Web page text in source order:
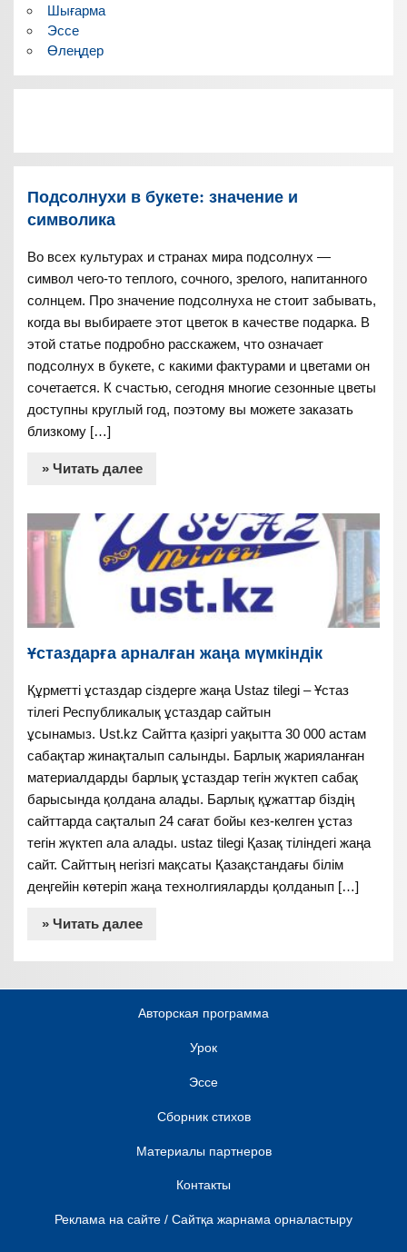
Шығарма
Эссе
Өлеңдер
Подсолнухи в букете: значение и
символика
Во всех культурах и странах мира подсолнух —
символ чего-то теплого, сочного, зрелого, напитанного
солнцем. Про значение подсолнуха не стоит забывать,
когда вы выбираете этот цветок в качестве подарка. В
этой статье подробно расскажем, что означает
подсолнух в букете, с какими фактурами и цветами он
сочетается. К счастью, сегодня многие сезонные цветы
доступны круглый год, поэтому вы можете заказать
близкому […]
» Читать далее
Ұстаздарға арналған жаңа мүмкіндік
Құрметті ұстаздар сіздерге жаңа Ustaz tilegi – Ұстаз
тілегі Республикалық ұстаздар сайтын
ұсынамыз. Ust.kz Сайтта қазіргі уақытта 30 000 астам
сабақтар жинақталып салынды. Барлық жарияланған
материалдарды барлық ұстаздар тегін жүктеп сабақ
барысында қолдана алады. Барлық құжаттар біздің
сайттарда сақталып 24 сағат бойы кез-келген ұстаз
тегін жүктеп ала алады. ustaz tilegi Қазақ тіліндегі жаңа
сайт. Сайттың негізгі мақсаты Қазақстандағы білім
деңгейін көтеріп жаңа технолгияларды қолданып […]
» Читать далее
Авторская программа
Урок
Эссе
Сборник стихов
Материалы партнеров
Контакты
Реклама на сайте / Сайтқа жарнама орналастыру